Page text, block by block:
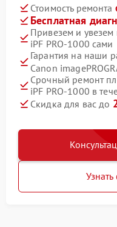
Стоимость ремонта
Бесплатная
Привезем и увезем
iPF PRO-1000 сами
Гарантия на наши
Canon
Срочный ремонт
iPF PRO-1000 в
Скидка для вас до